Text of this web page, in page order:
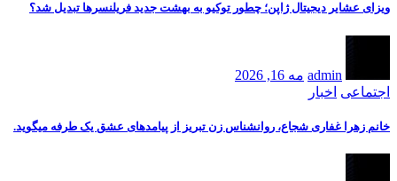
ویزای عشایر دیجیتال ژاپن؛ چطور توکیو به بهشت جدید فریلنسرها تبدیل شد؟
admin مه 16, 2026
اجتماعی اخبار
خانم زهرا غفاری شجاع، روانشناس زن تبریز از پیامدهای عشق یک طرفه میگوید.